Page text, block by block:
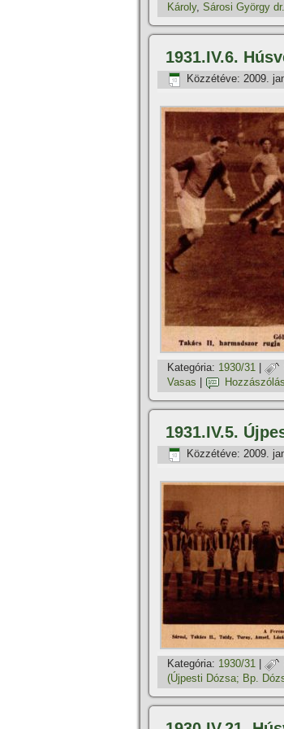
Károly, Sárosi György dr.
1931.IV.6.
Közzétéve: 2009.
Kategória: 1930/31
Vasas
1931.IV.5.
Közzétéve: 2009.
Kategória: 1930/31
(Újpesti Dózsa; Bp.